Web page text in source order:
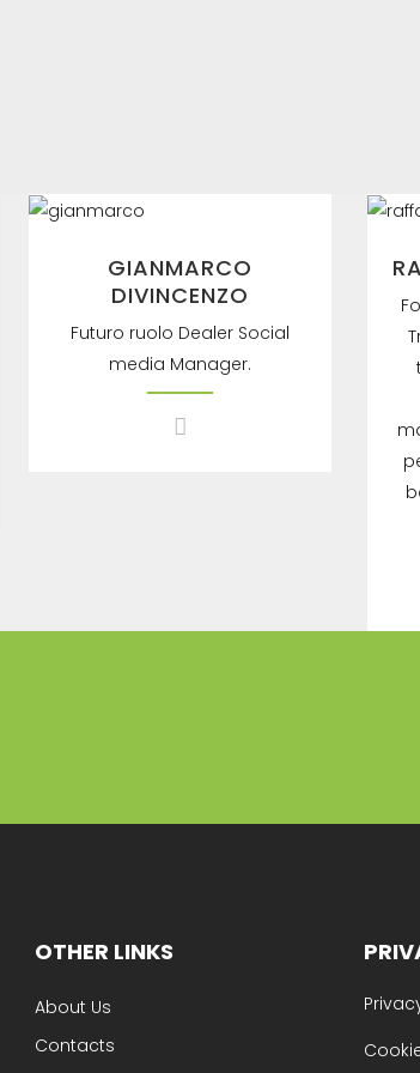
GIANMARCO
DIVINCENZO
Futuro ruolo Dealer Social
media Manager.
OTHER LINKS
About Us
Contacts